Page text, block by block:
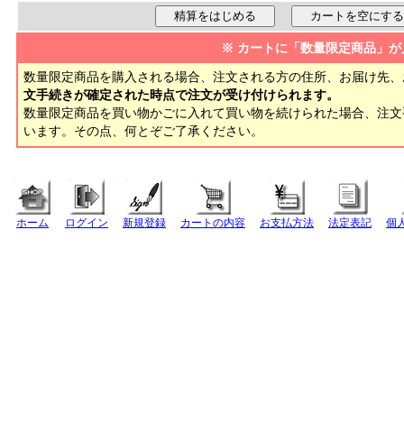
※ カートに「数量限定商品」
数量限定商品を購入される場合、注文される方の住所、お届け先
文手続きが確定された時点で注文が受け付けられます。
数量限定商品を買い物かごに入れて買い物を続けられた場合、注
います。その点、何とぞご了承ください。
ホーム ログイン 新規登録 カートの内容 お支払方法 法定表記 個